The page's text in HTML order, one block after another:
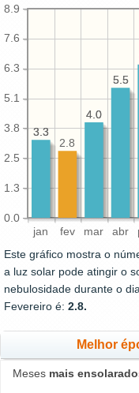
jan fev mar abr
0.0
1.3
2.5
3.8
5.1
6.3
7.6
8.9
5.5
4.0
3.3
5.5
4.0
2.8
3.3
Este gráfico mostra o
a luz solar pode atingir o
nebulosidade durante o
Fevereiro é: 2.8.
Melhor
Meses mais